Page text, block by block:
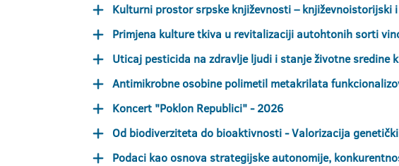
Kulturni prostor srpske književnosti – književnoistorijski
Primjena kulture tkiva u revitalizaciji autohtonih sorti
Uticaj pesticida na zdravlje ljudi i stanje životne sredine
Antimikrobne osobine polimetil metakrilata
Koncert "Poklon Republici" - 2026
Od biodiverziteta do bioaktivnosti - Valorizacija
Podaci kao osnova strategijske autonomije,